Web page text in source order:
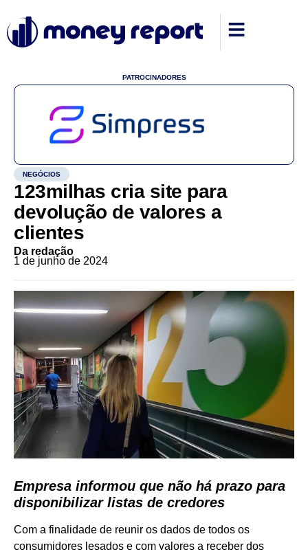
PATROCINADORES
NEGÓCIOS
123milhas cria site para
devolução de valores a
clientes
Da redação
1 de junho de 2024
Empresa informou que não há prazo para
disponibilizar listas de credores
Com a finalidade de reunir os dados de todos os
consumidores lesados e com valores a receber dos